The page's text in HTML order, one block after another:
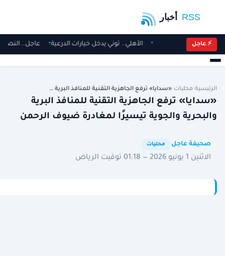
⚡ عاجل الأهلي.. توني يدخل خيارات الدرعية عاجل.. النصر
الرئيسية محليات «سدايا» ترفع الجاهزية التقنية للمنافذ البرية …
«سدايا» ترفع الجاهزية التقنية للمنافذ البرية
والبحرية والجوية تيسيرًا لمغادرة ضيوف الرحمن
صحيفة عاجل محليات
الاثنين 1 يونيو 2026 — 01:18 توقيت الرياض